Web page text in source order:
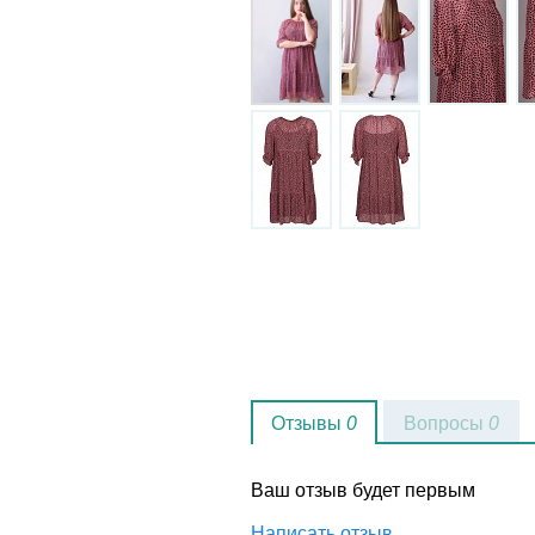
Отзывы 0
Ваш отзыв будет первым
Вопросы 0